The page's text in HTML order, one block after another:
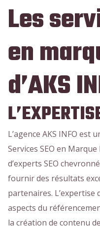
Les
en
d’AKS
L’agence AKS INFO est
Services SEO en
d’experts SEO
fournir des résultats
partenaires. L’expertise
aspects du
la création de contenu